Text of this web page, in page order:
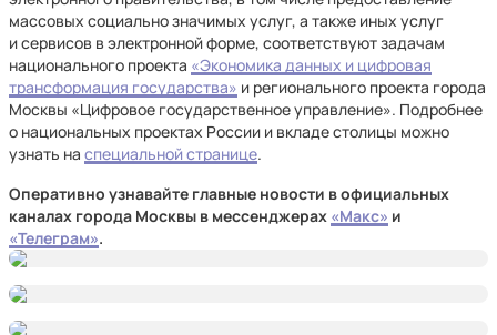
массовых социально значимых услуг, а также иных услуг
и сервисов в электронной форме, соответствуют задачам
национального проекта «Экономика данных и цифровая
трансформация государства» и регионального проекта города
Москвы «Цифровое государственное управление». Подробнее
о национальных проектах России и вкладе столицы можно
узнать на специальной странице.
Оперативно узнавайте главные новости в официальных
каналах города Москвы в мессенджерах «Макс» и
«Телеграм».